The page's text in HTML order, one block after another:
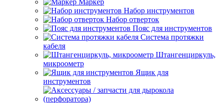
Маркер
Набор инструментов
Набор отверток
Пояс для инструментов
Система протяжки
кабеля
Штангенциркуль,
микроометр
Ящик для
инструментов